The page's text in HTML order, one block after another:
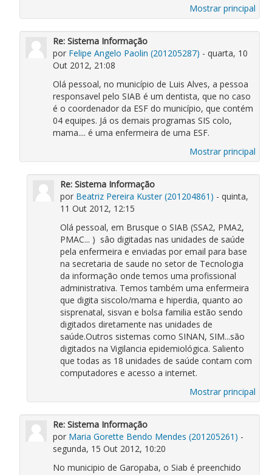
Mostrar principal
Re: Sistema Informação
por Felipe Angelo Paolin (201205287) - quarta, 10
Out 2012, 21:08
Olá pessoal, no município de Luis Alves, a pessoa
responsavel pelo SIAB é um dentista, que no caso
é o coordenador da ESF do município, que contém
04 equipes. Já os demais programas SIS colo,
mama.... é uma enfermeira de uma ESF.
Mostrar principal
Re: Sistema Informação
por Beatriz Pereira Kuster (201204861) - quinta,
11 Out 2012, 12:15
Olá pessoal, em Brusque o SIAB (SSA2, PMA2,
PMAC... ) sâo digitadas nas unidades de saúde
pela enfermeira e enviadas por email para base
na secretaria de saude no setor de Tecnologia
da informação onde temos uma profissional
administrativa. Temos também uma enfermeira
que digita siscolo/mama e hiperdia, quanto ao
sisprenatal, sisvan e bolsa familia estão sendo
digitados diretamente nas unidades de
saúde.Outros sistemas como SINAN, SIM...são
digitados na Vigilancia epidemiológica. Saliento
que todas as 18 unidades de saúde contam com
computadores e acesso a internet.
Mostrar principal
Re: Sistema Informação
por Maria Gorette Bendo Mendes (201205261) -
segunda, 15 Out 2012, 10:20
No municipio de Garopaba, o Siab é preenchido